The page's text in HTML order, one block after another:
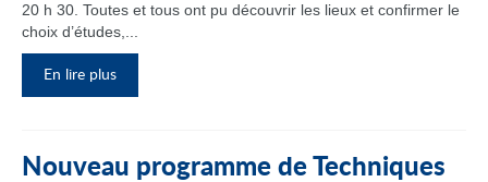
20 h 30. Toutes et tous ont pu découvrir les lieux et confirmer le
choix d’études,...
En lire plus
Nouveau programme de Techniques